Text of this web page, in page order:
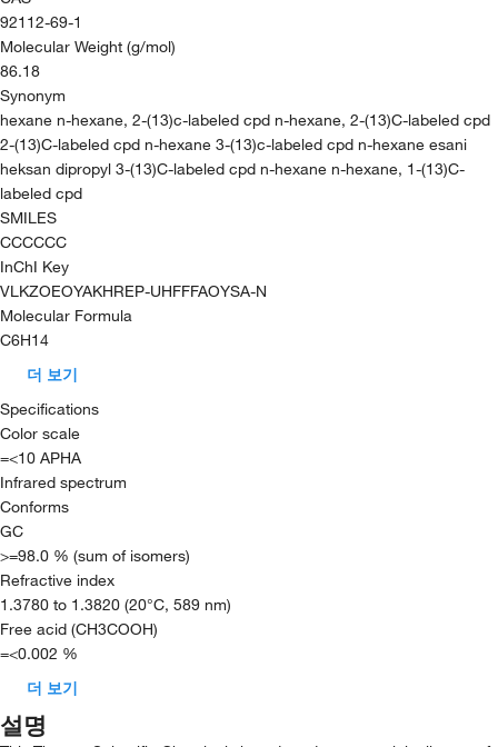
92112-69-1
Molecular Weight (g/mol)
86.18
Synonym
hexane n-hexane, 2-(13)c-labeled cpd n-hexane, 2-(13)C-labeled cpd
2-(13)C-labeled cpd n-hexane 3-(13)c-labeled cpd n-hexane esani
heksan dipropyl 3-(13)C-labeled cpd n-hexane n-hexane, 1-(13)C-
labeled cpd
SMILES
CCCCCC
InChI Key
VLKZOEOYAKHREP-UHFFFAOYSA-N
Molecular Formula
C6H14
더 보기
Specifications
Color scale
=<10 APHA
Infrared spectrum
Conforms
GC
>=98.0 % (sum of isomers)
Refractive index
1.3780 to 1.3820 (20°C, 589 nm)
Free acid (CH3COOH)
=<0.002 %
더 보기
설명